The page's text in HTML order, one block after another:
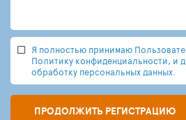
Я полностью принимаю
Политику конфиденциальности, и
обработку персональных данных.
ПРОДОЛЖИТЬ РЕГИСТРАЦИЮ